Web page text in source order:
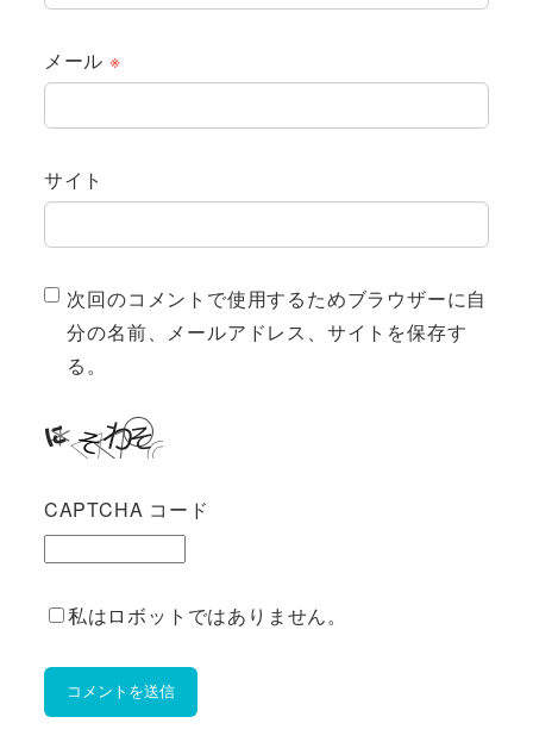
メール ※
サイト
次回のコメントで使用するためブラウザーに自
分の名前、メールアドレス、サイトを保存す
る。
CAPTCHA コード
私はロボットではありません。